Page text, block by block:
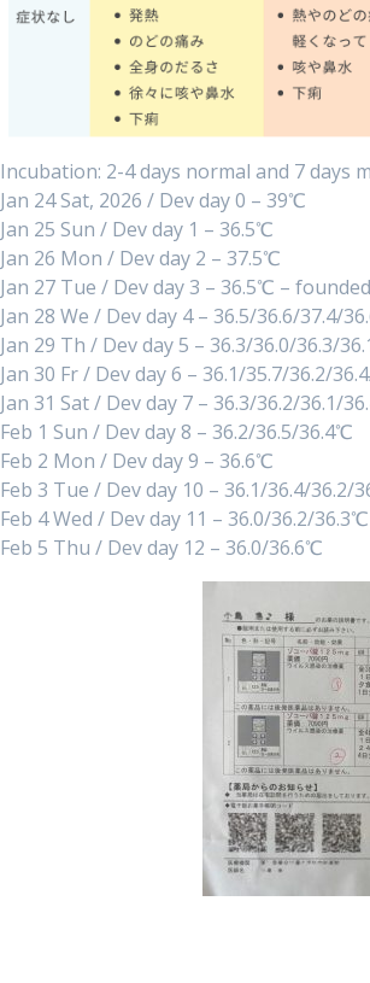
Incubation: 2-4 days normal and 7 days
Jan 24 Sat, 2026 / Dev day 0 – 39℃
Jan 25 Sun / Dev day 1 – 36.5℃
Jan 26 Mon / Dev day 2 – 37.5℃
Jan 27 Tue / Dev day 3 – 36.5℃ –
Jan 28 We / Dev day 4 – 36.5/36.6/37.4/
Jan 29 Th / Dev day 5 – 36.3/36.0/36.3/
Jan 30 Fr / Dev day 6 – 36.1/35.7/36.2/
Jan 31 Sat / Dev day 7 – 36.3/36.2/36.1/
Feb 1 Sun / Dev day 8 – 36.2/36.5/36.4℃
Feb 2 Mon / Dev day 9 – 36.6℃
Feb 3 Tue / Dev day 10 – 36.1/36.4/36.2/
Feb 4 Wed / Dev day 11 – 36.0/36.2/36.3℃
Feb 5 Thu / Dev day 12 – 36.0/36.6℃